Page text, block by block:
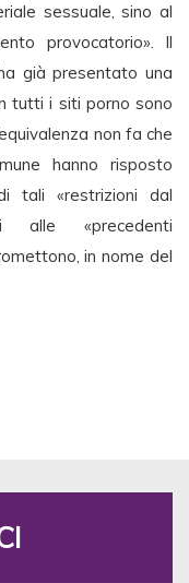
sessuale, sino al
provocatorio». Il
già presentato una
tutti i siti porno sono
non fa che
hanno risposto
tali «restrizioni dal
alle «precedenti
in nome del